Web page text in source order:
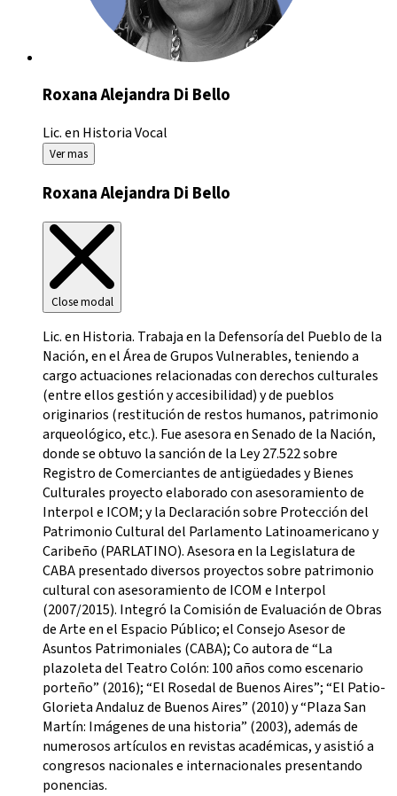
Roxana Alejandra Di Bello
Lic. en HistoriaVocal
Ver mas
Roxana Alejandra Di Bello
Close modal
Lic. en Historia. Trabaja en la Defensoría del Pueblo de la
Nación, en el Área de Grupos Vulnerables, teniendo a
cargo actuaciones relacionadas con derechos culturales
(entre ellos gestión y accesibilidad) y de pueblos
originarios (restitución de restos humanos, patrimonio
arqueológico, etc.). Fue asesora en Senado de la Nación,
donde se obtuvo la sanción de la Ley 27.522 sobre
Registro de Comerciantes de antigüedades y Bienes
Culturales proyecto elaborado con asesoramiento de
Interpol e ICOM; y la Declaración sobre Protección del
Patrimonio Cultural del Parlamento Latinoamericano y
Caribeño (PARLATINO). Asesora en la Legislatura de
CABA presentado diversos proyectos sobre patrimonio
cultural con asesoramiento de ICOM e Interpol
(2007/2015). Integró la Comisión de Evaluación de Obras
de Arte en el Espacio Público; el Consejo Asesor de
Asuntos Patrimoniales (CABA); Co autora de “La
plazoleta del Teatro Colón: 100 años como escenario
porteño” (2016); “El Rosedal de Buenos Aires”; “El Patio-
Glorieta Andaluz de Buenos Aires” (2010) y “Plaza San
Martín: Imágenes de una historia” (2003), además de
numerosos artículos en revistas académicas, y asistió a
congresos nacionales e internacionales presentando
ponencias.